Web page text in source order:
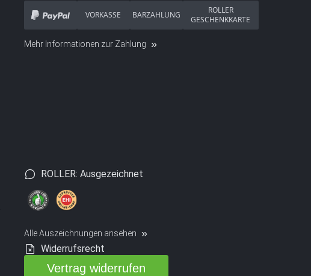
VORKASSE BARZAHLUNG
ROLLER
GESCHENKKARTE
Mehr Informationen zur Zahlung
ROLLER: Ausgezeichnet
Alle Auszeichnungen ansehen
Widerrufsrecht
Vertrag widerrufen